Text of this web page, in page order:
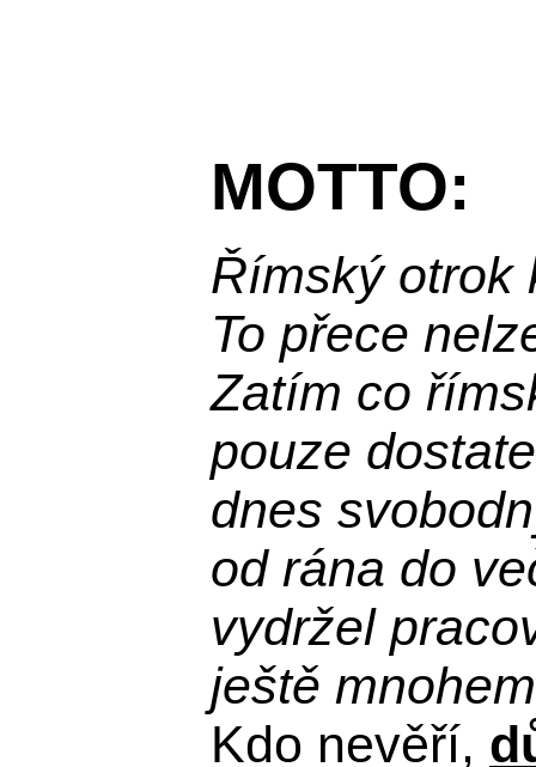
MOTTO:
Římský otrok
To přece
Zatím co
pouze
dnes
od rána do
vydržel
ještě
Kdo nevěří,